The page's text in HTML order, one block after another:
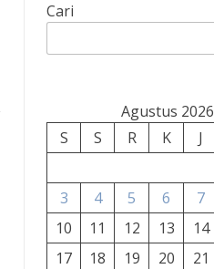
Cari
Agustus 2026
S
S R K J
3
4 5 6 7
10
11 12 13 14
17
18 19 20 21